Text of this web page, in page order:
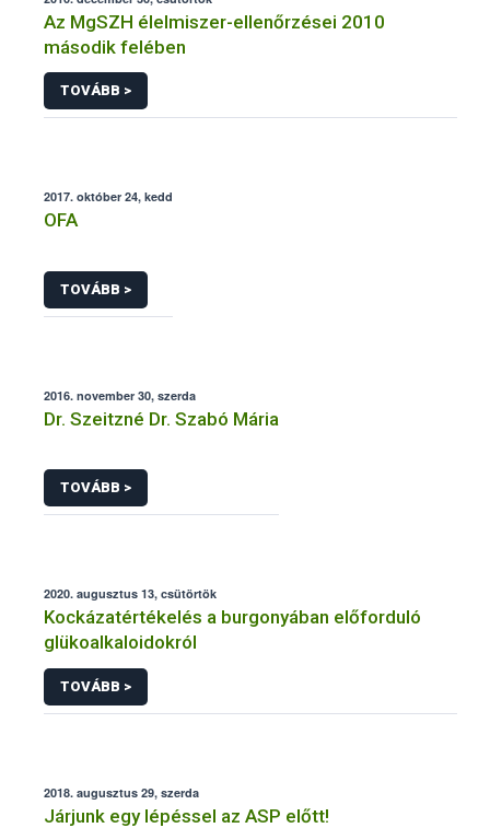
Az MgSZH élelmiszer-ellenőrzései 2010
második felében
TOVÁBB >
2017. október 24, kedd
OFA
TOVÁBB >
2016. november 30, szerda
Dr. Szeitzné Dr. Szabó Mária
TOVÁBB >
2020. augusztus 13, csütörtök
Kockázatértékelés a burgonyában előforduló
glükoalkaloidokról
TOVÁBB >
2018. augusztus 29, szerda
Járjunk egy lépéssel az ASP előtt!